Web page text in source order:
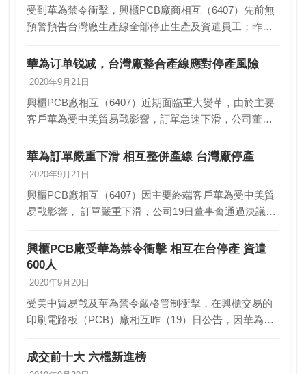
受到華為禁令衝擊，興櫃PCB廠商相互（6407）先前無
預警預告台灣廠生產線全部停止生產及資遣員工；昨
定，繳交罰鍰新台幣50萬元。相互受終端客戶華為遭
美…
華為订单锐减，台灣廠整合產線應對停產風險
2020年9月21日
興櫃PCB廠相互（6407）近期面臨重大變革，由於主要
客戶華為受中美貿易戰影響，訂單急速下滑，公司董事
完畢後，將停止生產，並將產能全數移至中國常熟廠…
華為訂單嚴重下滑 相互整併產線 台灣廠停產
2020年9月21日
興櫃PCB廠相互（6407）因主要終端客戶華為受中美貿
易戰影響， 訂單嚴重下滑，公司19日董事會通過決議，
部，未來產能全數移至常熟廠，期透過 產線整…
興櫃PCB廠受華為禁令衝擊 相互在台停產 資遣
600人
2020年9月20日
受美中貿易戰及華為禁令嚴格管制衝擊，在興櫃交易的
印刷電路板（PCB）廠相互昨（19）日公告，因華為占
將整併產能，全面終止在台生產，未來生產集中大陸常
熟…
成交前十大 六檔新進榜